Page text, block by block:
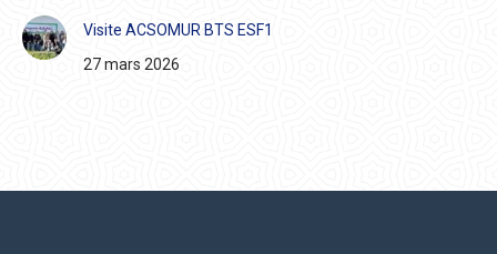
Visite ACSOMUR BTS ESF1
27 mars 2026